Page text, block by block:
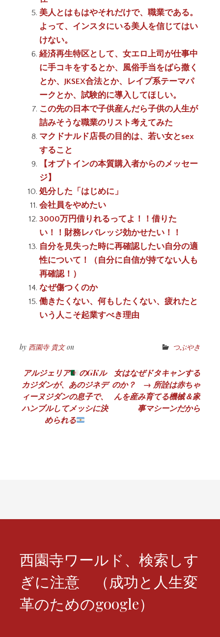
美人とはもはやそれだけで、職業である。
よって、インスタにいる美人を信じてはい
けない。
経済再生特区として、女エロ上司が仕事中
に手コキをするとか、風俗手当をばら撒く
とか、JKSEX合法とか、レイプ系テーマパ
ークとか、試験的に導入してほしい。
この先の日本で子供産んだら子供の人生が
詰みそうな職業のリスト考えてみた
マクドナルド店長の目的は、若い女とsex
すること
【オプトインの本質購入者からのメッセー
ジ】
処分した「はじめに」
会社員をやめたい
3000万円借りれるってよ！！借りた
い！！財務レバレッジ効かせたい！！
自分を見失った時に再確認したい自分の適
性について！（自分に自信が持てない人も
再確認！）
なぜ傷つくのか
働きたくない、何もしたくない、疲れたと
いう人こそ起業すべき理由
by 西園寺 貴文on つぶやき
投
稿
ナ
ン
アルジェリア
のGKル
カジダンが、あのジネデ
ィーヌジダンの息子で、
ハンブルしてメッシに決
められる
女はなぜドタキャンする
のか？ → 所詮は赤ちゃ
んを産み育てる機械＆家
事マシーンだから
西園寺ワールド、検索しす
ぎに注意 （成功と人生変
革のためのgoogle）